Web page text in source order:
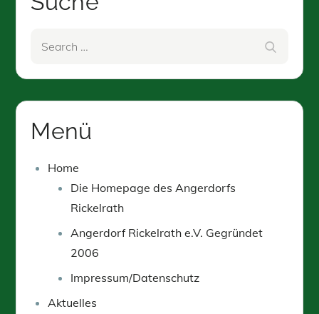
Menü
Home
Die Homepage des Angerdorfs
Rickelrath
Angerdorf Rickelrath e.V. Gegründet
2006
Impressum/Datenschutz
Aktuelles